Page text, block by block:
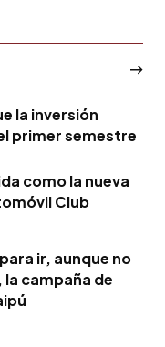
la inversión
primer semestre
como la nueva
Club
ir, aunque no
campaña de